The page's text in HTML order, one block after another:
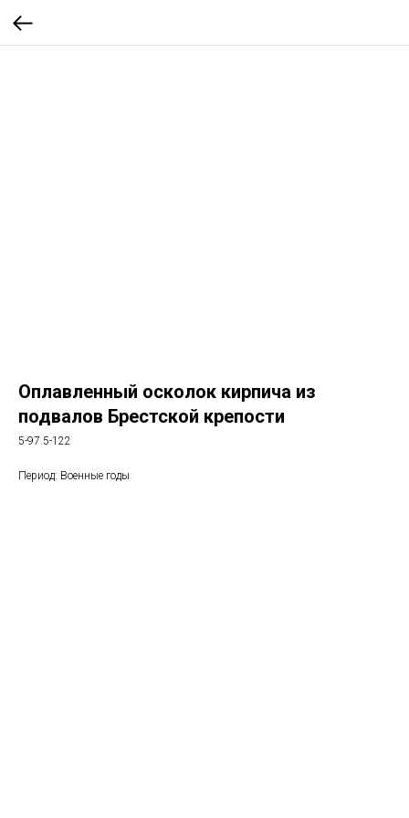
Оплавленный осколок кирпича из
подвалов Брестской крепости
5-97.5-122
Период: Военные годы